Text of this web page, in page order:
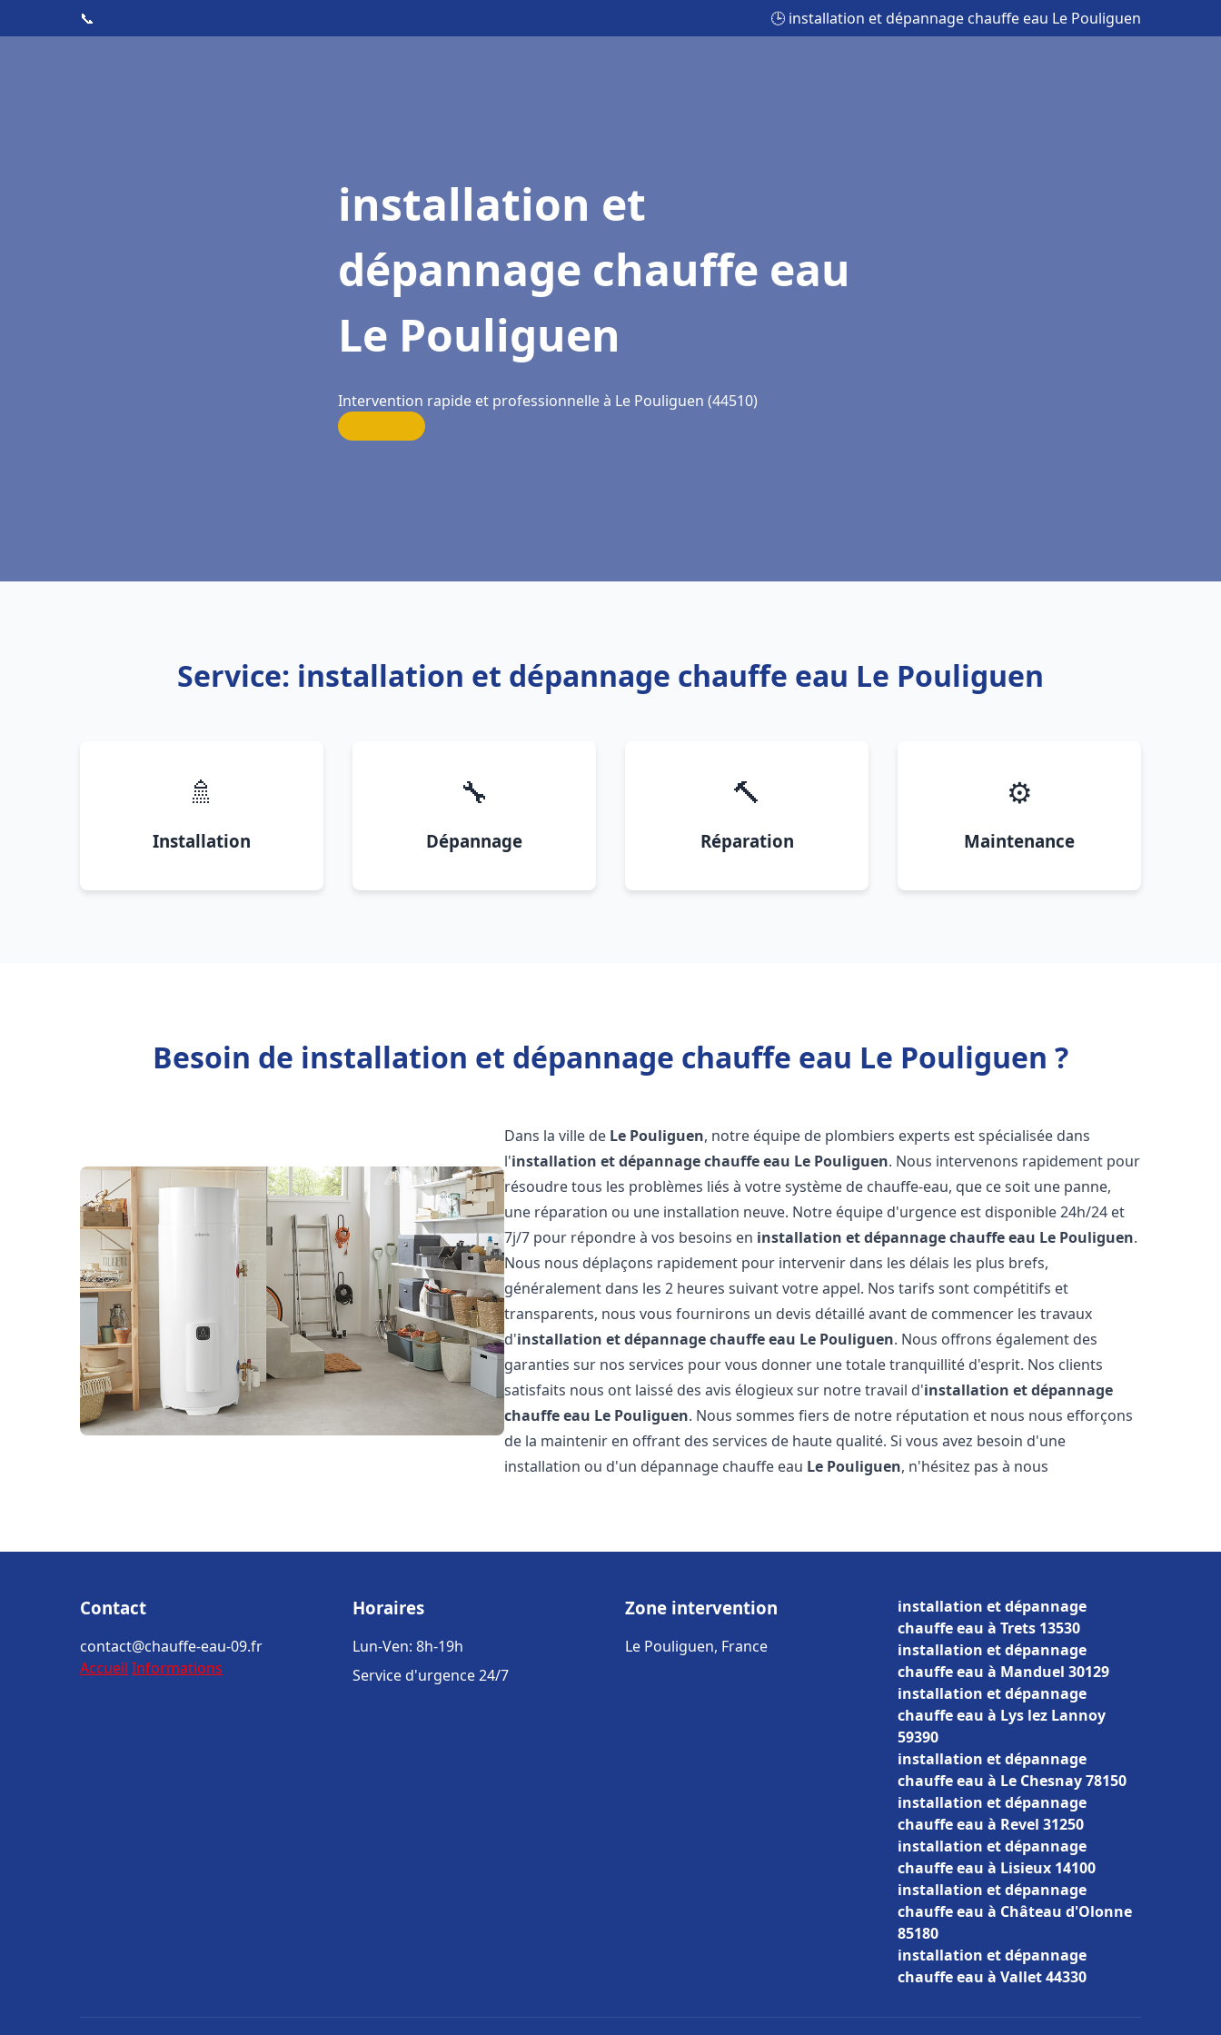
📞 🕒 installation et dépannage chauffe eau Le Pouliguen
installation et
dépannage chauffe eau
Le Pouliguen
Intervention rapide et professionnelle à Le Pouliguen (44510)
Service: installation et dépannage chauffe eau Le Pouliguen
🚿
Installation
🔧
Dépannage
🔨
Réparation
⚙️
Maintenance
Besoin de installation et dépannage chauffe eau Le Pouliguen ?
Dans la ville de Le Pouliguen, notre équipe de plombiers experts est spécialisée dans
l'installation et dépannage chauffe eau Le Pouliguen. Nous intervenons rapidement pour
résoudre tous les problèmes liés à votre système de chauffe-eau, que ce soit une panne,
une réparation ou une installation neuve. Notre équipe d'urgence est disponible 24h/24 et
7j/7 pour répondre à vos besoins en installation et dépannage chauffe eau Le Pouliguen.
Nous nous déplaçons rapidement pour intervenir dans les délais les plus brefs,
généralement dans les 2 heures suivant votre appel. Nos tarifs sont compétitifs et
transparents, nous vous fournirons un devis détaillé avant de commencer les travaux
d'installation et dépannage chauffe eau Le Pouliguen. Nous offrons également des
garanties sur nos services pour vous donner une totale tranquillité d'esprit. Nos clients
satisfaits nous ont laissé des avis élogieux sur notre travail d'installation et dépannage
chauffe eau Le Pouliguen. Nous sommes fiers de notre réputation et nous nous efforçons
de la maintenir en offrant des services de haute qualité. Si vous avez besoin d'une
installation ou d'un dépannage chauffe eau Le Pouliguen, n'hésitez pas à nous
Contact
contact@chauffe-eau-09.fr
Accueil Informations
Horaires
Lun-Ven: 8h-19h
Service d'urgence 24/7
Zone intervention
Le Pouliguen, France
installation et dépannage
chauffe eau à Trets 13530
installation et dépannage
chauffe eau à Manduel 30129
installation et dépannage
chauffe eau à Lys lez Lannoy
59390
installation et dépannage
chauffe eau à Le Chesnay 78150
installation et dépannage
chauffe eau à Revel 31250
installation et dépannage
chauffe eau à Lisieux 14100
installation et dépannage
chauffe eau à Château d'Olonne
85180
installation et dépannage
chauffe eau à Vallet 44330